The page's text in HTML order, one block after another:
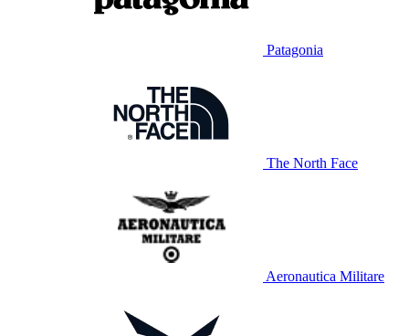
Patagonia
The North Face
Aeronautica Militare